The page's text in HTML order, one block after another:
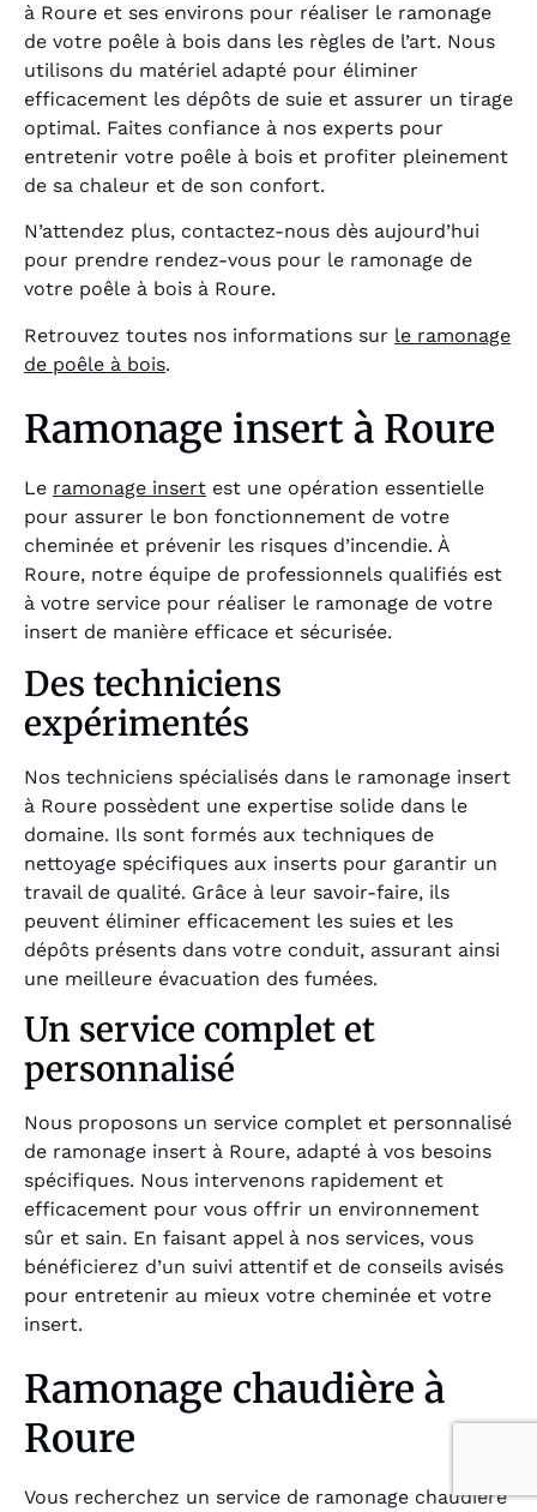
à Roure et ses environs pour réaliser le ramonage
de votre poêle à bois dans les règles de l’art. Nous
utilisons du matériel adapté pour éliminer
efficacement les dépôts de suie et assurer un tirage
optimal. Faites confiance à nos experts pour
entretenir votre poêle à bois et profiter pleinement
de sa chaleur et de son confort.
N’attendez plus, contactez-nous dès aujourd’hui
pour prendre rendez-vous pour le ramonage de
votre poêle à bois à Roure.
Retrouvez toutes nos informations sur le ramonage
de poêle à bois.
Ramonage insert à Roure
Le ramonage insert est une opération essentielle
pour assurer le bon fonctionnement de votre
cheminée et prévenir les risques d’incendie. À
Roure, notre équipe de professionnels qualifiés est
à votre service pour réaliser le ramonage de votre
insert de manière efficace et sécurisée.
Des techniciens
expérimentés
Nos techniciens spécialisés dans le ramonage insert
à Roure possèdent une expertise solide dans le
domaine. Ils sont formés aux techniques de
nettoyage spécifiques aux inserts pour garantir un
travail de qualité. Grâce à leur savoir-faire, ils
peuvent éliminer efficacement les suies et les
dépôts présents dans votre conduit, assurant ainsi
une meilleure évacuation des fumées.
Un service complet et
personnalisé
Nous proposons un service complet et personnalisé
de ramonage insert à Roure, adapté à vos besoins
spécifiques. Nous intervenons rapidement et
efficacement pour vous offrir un environnement
sûr et sain. En faisant appel à nos services, vous
bénéficierez d’un suivi attentif et de conseils avisés
pour entretenir au mieux votre cheminée et votre
insert.
Ramonage chaudière à
Roure
Vous recherchez un service de ramonage chaudière